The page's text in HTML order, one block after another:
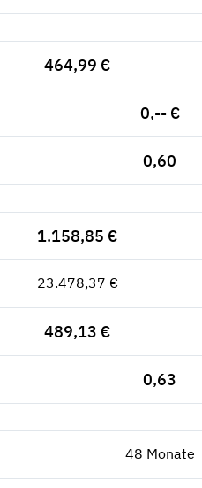
464,99 €
0,-- €
0,60
1.158,85 €
23.478,37 €
489,13 €
0,63
48 Monate